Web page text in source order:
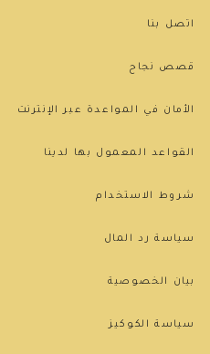
اتصل بنا
قصص نجاح
الأمان في المواعدة عبر الإنترنت
القواعد المعمول بها لدينا
شروط الاستخدام
سياسة رد المال
بيان الخصوصية
سياسة الكوكيز